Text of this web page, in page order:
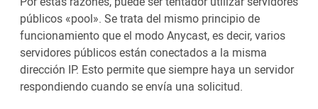
públicos «pool». Se trata del mismo principio de
funcionamiento que el modo Anycast, es decir, varios
servidores públicos están conectados a la misma
dirección IP. Esto permite que siempre haya un servidor
respondiendo cuando se envía una solicitud.